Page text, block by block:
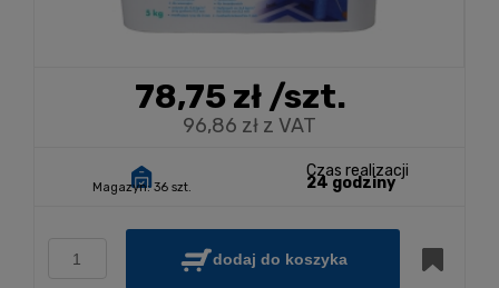
78,75 zł/szt.
96,86 zł z VAT
Magazyn: 36 szt.
Czas realizacji
24 godziny
dodaj do koszyka